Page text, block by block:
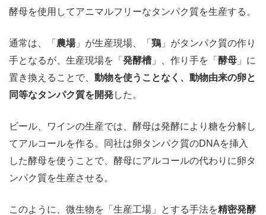
酵母を使用してアニマルフリーなタンパク質を生産する。
通常は、「 農場」が生産現場、「 鶏 」がタンパク質の作り
手となるが、生産現場を「 発酵槽 」、作り手を「 酵母 」に
置き換えることで、 動物を使うことなく、動物由来の卵と
同等なタンパク質を開発した。
ビール、ワインの生産では、酵母は発酵により糖を分解し
てアルコールを作る。同社は卵タンパク質のDNAを挿入
した酵母を使うことで、酵母にアルコールの代わりに卵タ
ンパク質を生産させる。
このように、微生物を「生産工場」とする手法を精密発酵